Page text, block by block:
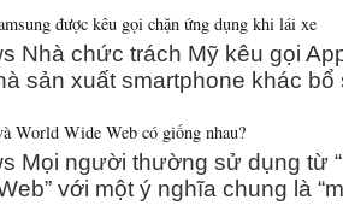
được kêu gọi chặn ứng dụng khi lái xe
Nhà chức trách Mỹ kêu gọi
sản xuất smartphone khác bổ
World Wide Web có giống nhau?
Mọi người thường sử dụng từ
với một ý nghĩa chung là